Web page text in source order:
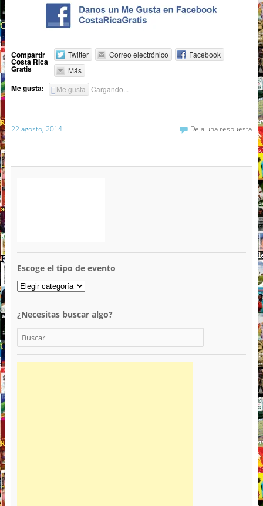
Compartir
Costa Rica
Gratis
Twitter Correo electrónico
Facebook
Más
Me gusta: Me gusta Cargando...
22 agosto, 2014 Deja una respuesta
Escoge el tipo de evento
¿Necesitas buscar algo?